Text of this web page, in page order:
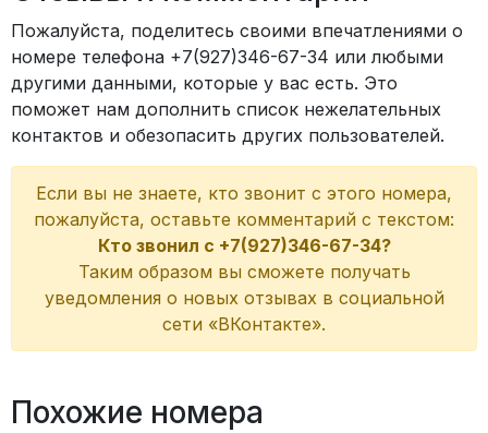
Пожалуйста, поделитесь своими впечатлениями о
номере телефона +7(927)346-67-34 или любыми
другими данными, которые у вас есть. Это
поможет нам дополнить список нежелательных
контактов и обезопасить других пользователей.
Если вы не знаете, кто звонит с этого номера,
пожалуйста, оставьте комментарий с текстом:
Кто звонил с +7(927)346-67-34?
Таким образом вы сможете получать
уведомления о новых отзывах в социальной
сети «ВКонтакте».
Похожие номера